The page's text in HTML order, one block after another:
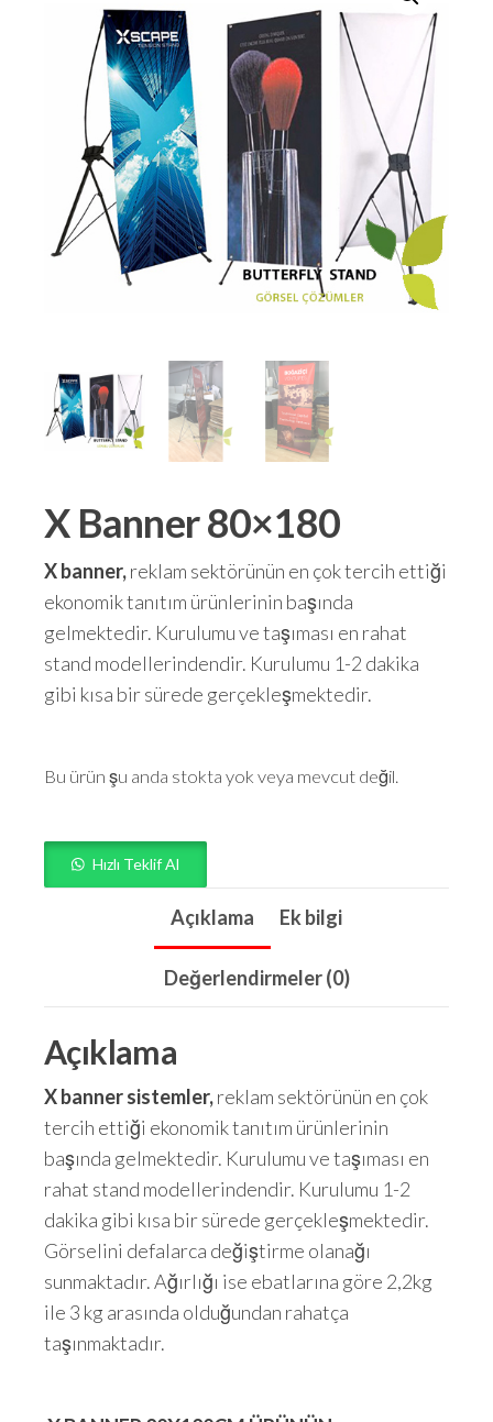
X Banner 80×180
X banner,reklam sektörünün en çok tercih ettiği
ekonomik tanıtım ürünlerinin başında
gelmektedir. Kurulumu ve taşıması en rahat
stand modellerindendir. Kurulumu 1-2 dakika
gibi kısa bir sürede gerçekleşmektedir.
Bu ürün şu anda stokta yok veya mevcut değil.
Hızlı Teklif Al
Açıklama Ek bilgi
Değerlendirmeler (0)
Açıklama
X banner sistemler,reklam sektörünün en çok
tercih ettiği ekonomik tanıtım ürünlerinin
başında gelmektedir. Kurulumu ve taşıması en
rahat stand modellerindendir. Kurulumu 1-2
dakika gibi kısa bir sürede gerçekleşmektedir.
Görselini defalarca değiştirme olanağı
sunmaktadır. Ağırlığı ise ebatlarına göre 2,2kg
ile 3 kg arasında olduğundan rahatça
taşınmaktadır.